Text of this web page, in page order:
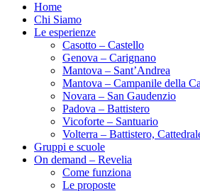
Home
Chi Siamo
Le esperienze
Casotto – Castello
Genova – Carignano
Mantova – Sant’Andrea
Mantova – Campanile della
Novara – San Gaudenzio
Padova – Battistero
Vicoforte – Santuario
Volterra – Battistero,
Gruppi e scuole
On demand – Revelia
Come funziona
Le proposte